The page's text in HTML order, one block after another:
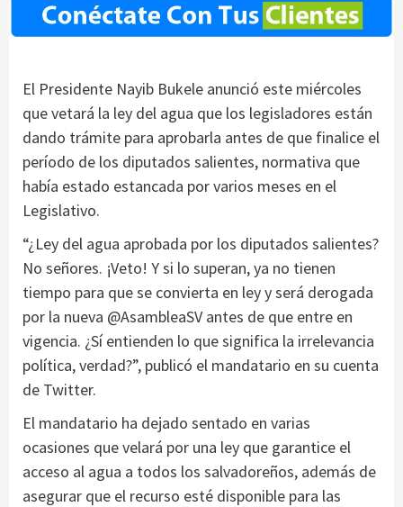
El Presidente Nayib Bukele anunció este miércoles
que vetará la ley del agua que los legisladores están
dando trámite para aprobarla antes de que finalice el
período de los diputados salientes, normativa que
había estado estancada por varios meses en el
Legislativo.
“¿Ley del agua aprobada por los diputados salientes?
No señores. ¡Veto! Y si lo superan, ya no tienen
tiempo para que se convierta en ley y será derogada
por la nueva @AsambleaSV antes de que entre en
vigencia. ¿Sí entienden lo que significa la irrelevancia
política, verdad?”, publicó el mandatario en su cuenta
de Twitter.
El mandatario ha dejado sentado en varias
ocasiones que velará por una ley que garantice el
acceso al agua a todos los salvadoreños, además de
asegurar que el recurso esté disponible para las